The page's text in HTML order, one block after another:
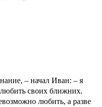
– начал Иван: – я
своих ближних.
любить, а разве